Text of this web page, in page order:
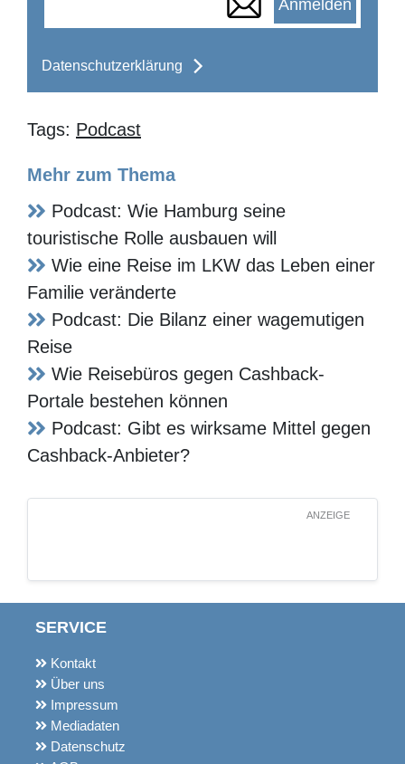
Datenschutzerklärung
Mehr zum Thema
Podcast: Wie Hamburg seine
touristische Rolle ausbauen will
Wie eine Reise im LKW das Leben einer
Familie veränderte
Podcast: Die Bilanz einer wagemutigen
Reise
Wie Reisebüros gegen Cashback-Portale
bestehen können
Podcast: Gibt es wirksame Mittel gegen
SERVICE
Kontakt
Über uns
Impressum
Mediadaten